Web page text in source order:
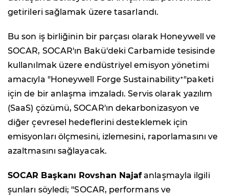
getirileri sağlamak üzere tasarlandı.
Bu son iş birliğinin bir parçası olarak Honeywell ve
SOCAR, SOCAR'ın Bakü'deki Carbamide tesisinde
kullanılmak üzere endüstriyel emisyon yönetimi
amacıyla "Honeywell Forge Sustainability⁺"paketi
için de bir anlaşma imzaladı. Servis olarak yazılım
(SaaS) çözümü, SOCAR'ın dekarbonizasyon ve
diğer çevresel hedeflerini desteklemek için
emisyonları ölçmesini, izlemesini, raporlamasını ve
azaltmasını sağlayacak.
SOCAR Başkanı Rovshan Najafanlaşmayla ilgili
şunları söyledi; "SOCAR, performans ve